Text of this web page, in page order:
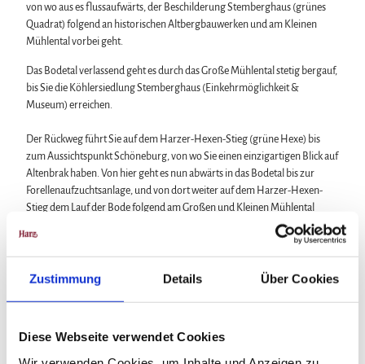
Zustimmung Details Über Cookies
Diese Webseite verwendet Cookies
von wo aus es flussaufwärts, der Beschilderung Stemberghaus (grünes
Quadrat) folgend an historischen Altbergbauwerken und am Kleinen
Mühlental vorbei geht.
Das Bodetal verlassend geht es durch das Große Mühlental stetig bergauf,
bis Sie die Köhlersiedlung Stemberghaus (Einkehrmöglichkeit &
Museum) erreichen.
Der Rückweg führt Sie auf dem Harzer-Hexen-Stieg (grüne Hexe) bis
zum Aussichtspunkt Schöneburg, von wo Sie einen einzigartigen Blick auf
Altenbrak haben. Von hier geht es nun abwärts in das Bodetal bis zur
Forellenaufzuchtsanlage, und von dort weiter auf dem Harzer-Hexen-
Stieg dem Lauf der Bode folgend am Großen und Kleinen Mühlental
vorbei, bis Sie den Ausgangspunkt der Wanderung auf dem
Großparkplatz erreichen.
Anreise & Parken
B6n Abfahrt Thale, weiter über die L240 über Warnstedt nach Thale,